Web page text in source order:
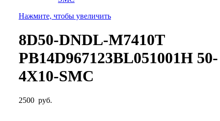
Нажмите, чтобы увеличить
8D50-DNDL-M7410T
PB14D967123BL051001H 50-
4X10-SMC
2500 руб.